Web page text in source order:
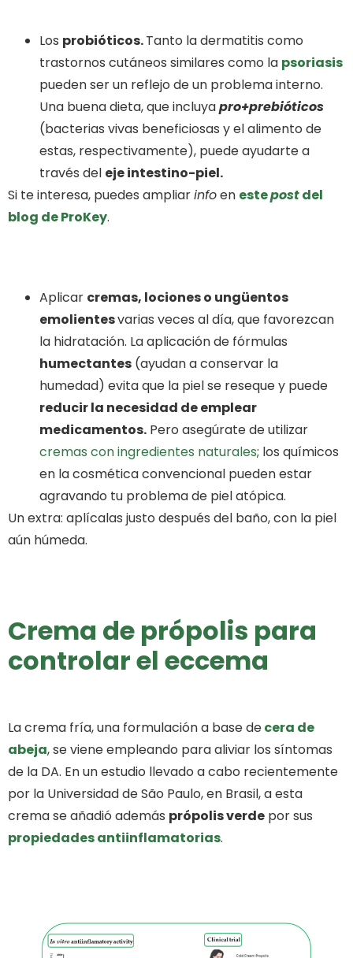
Los probióticos.Tanto la dermatitis como
trastornos cutáneos similares como la psoriasis
pueden ser un reflejo de un problema interno.
Una buena dieta, que incluyapro+prebióticos
(bacterias vivas beneficiosas y el alimento de
estas, respectivamente), puede ayudarte a
través del eje intestino-piel.
Si te interesa, puedes ampliarinfoen estepostdel
blog de ProKey.
Aplicar cremas, lociones o ungüentos
emolientesvarias veces al día, que favorezcan
la hidratación. La aplicación de fórmulas
humectantes (ayudan a conservar la
humedad) evita que la piel se reseque y puede
reducir la necesidad de emplear
medicamentos. Pero asegúrate de utilizar
cremas con ingredientes naturales; los químicos
en la cosmética convencional pueden estar
agravando tu problema de piel atópica.
Un extra: aplícalas justo después del baño, con la piel
aún húmeda.
Crema de própolis para
controlar el eccema
La crema fría, una formulación a base decera de
abeja, se viene empleando para aliviar los síntomas
de la DA. En un estudio llevado a cabo recientemente
por la Universidad de São Paulo, en Brasil, a esta
crema se añadió además própolis verde por sus
propiedades antiinflamatorias.